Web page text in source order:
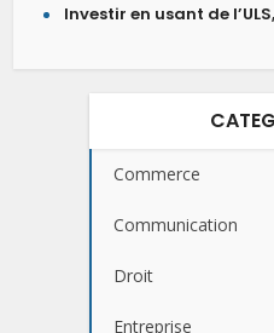
Investir en usant de
Commerce
Communication
Droit
Entreprise